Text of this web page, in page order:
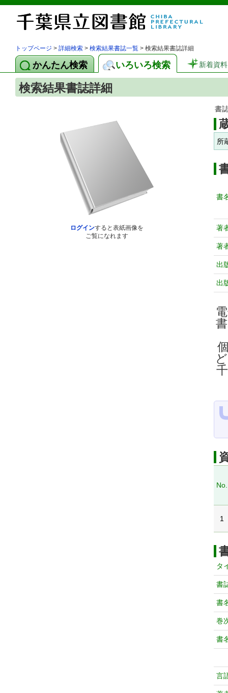
トップページ > 詳細検索 > 検索結果書誌一覧 > 検索結果書誌詳細
かんたん検索 いろいろ検索 新着資料
検索結果書誌詳細
ログインすると表紙画像を
ご覧になれます
書
所
書
著
著
出
出
No.
1
タ
書
書
巻
書
言